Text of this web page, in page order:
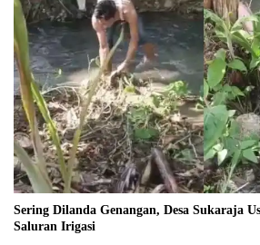
Sering Dilanda Genangan, Desa Sukaraja
Saluran Irigasi